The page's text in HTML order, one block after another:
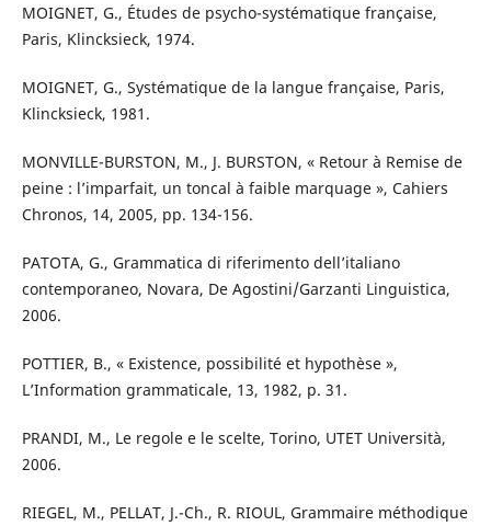
MOIGNET, G., Études de psycho-systématique française,
Paris, Klincksieck, 1974.
MOIGNET, G., Systématique de la langue française, Paris,
Klincksieck, 1981.
MONVILLE-BURSTON, M., J. BURSTON, « Retour à Remise de
peine : l’imparfait, un toncal à faible marquage », Cahiers
Chronos, 14, 2005, pp. 134-156.
PATOTA, G., Grammatica di riferimento dell’italiano
contemporaneo, Novara, De Agostini/Garzanti Linguistica,
2006.
POTTIER, B., « Existence, possibilité et hypothèse »,
L’Information grammaticale, 13, 1982, p. 31.
PRANDI, M., Le regole e le scelte, Torino, UTET Università,
2006.
RIEGEL, M., PELLAT, J.-Ch., R. RIOUL, Grammaire méthodique